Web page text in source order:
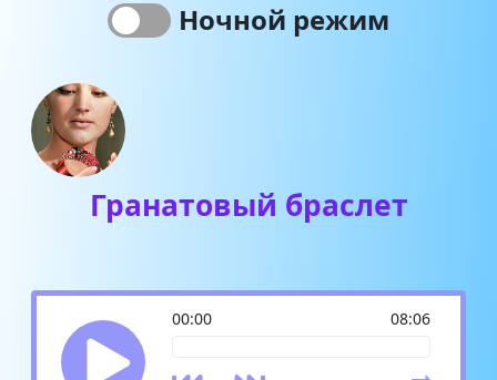
Ночной режим
Гранатовый браслет
00:00 08:06